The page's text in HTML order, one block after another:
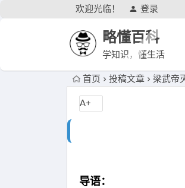
欢迎光临！ 登录
略懂百科
学知识，懂生活
首页 投稿文章 梁武帝
导语：
A+